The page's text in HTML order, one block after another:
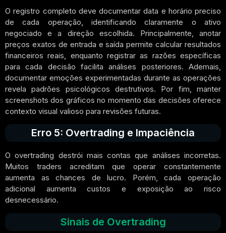
O registro completo deve documentar data e horário preciso
de cada operação, identificando claramente o ativo
negociado e a direção escolhida. Principalmente, anotar
preços exatos de entrada e saída permite calcular resultados
financeiros reais, enquanto registrar as razões específicas
para cada decisão facilita análises posteriores. Ademais,
documentar emoções experimentadas durante as operações
revela padrões psicológicos destrutivos. Por fim, manter
screenshots dos gráficos no momento das decisões oferece
contexto visual valioso para revisões futuras.
Erro 5: Overtrading e Impaciência
O overtrading destrói mais contas que análises incorretas.
Muitos traders acreditam que operar constantemente
aumenta as chances de lucro. Porém, cada operação
adicional aumenta custos e exposição ao risco
desnecessário.
Sinais de Overtrading